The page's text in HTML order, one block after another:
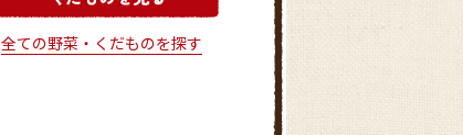
全ての野菜・くだものを探す